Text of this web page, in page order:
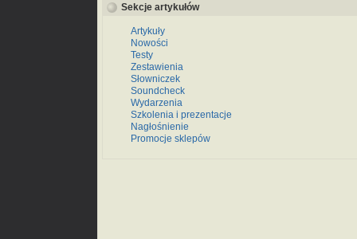
Sekcje artykułów
Artykuły
Nowości
Testy
Zestawienia
Słowniczek
Soundcheck
Wydarzenia
Szkolenia i prezentacje
Nagłośnienie
Promocje sklepów